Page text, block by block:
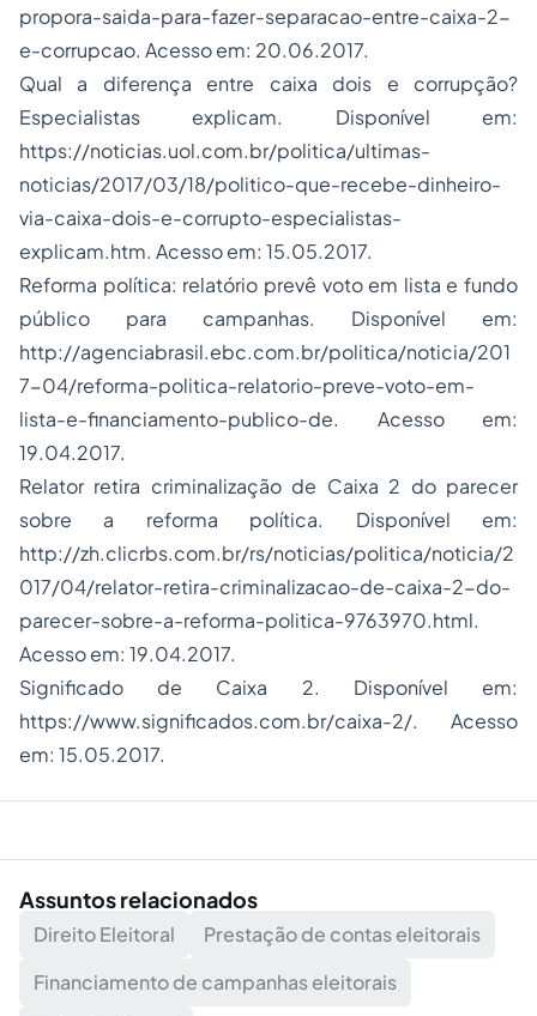
propora-saida-para-fazer-separacao-entre-caixa-2-
e-corrupcao. Acesso em: 20.06.2017.
Qual a diferença entre caixa dois e corrupção?
Especialistas explicam. Disponível em:
https://noticias.uol.com.br/politica/ultimas-
noticias/2017/03/18/politico-que-recebe-dinheiro-
via-caixa-dois-e-corrupto-especialistas-
explicam.htm. Acesso em: 15.05.2017.
Reforma política: relatório prevê voto em lista e fundo
público para campanhas. Disponível em:
http://agenciabrasil.ebc.com.br/politica/noticia/201
7-04/reforma-politica-relatorio-preve-voto-em-
lista-e-financiamento-publico-de. Acesso em:
19.04.2017.
Relator retira criminalização de Caixa 2 do parecer
sobre a reforma política. Disponível em:
http://zh.clicrbs.com.br/rs/noticias/politica/noticia/2
017/04/relator-retira-criminalizacao-de-caixa-2-do-
parecer-sobre-a-reforma-politica-9763970.html.
Acesso em: 19.04.2017.
Significado de Caixa 2. Disponível em:
https://www.significados.com.br/caixa-2/. Acesso
em: 15.05.2017.
Assuntos relacionados
Direito Eleitoral
Prestação de contas eleitorais
Financiamento de campanhas eleitorais